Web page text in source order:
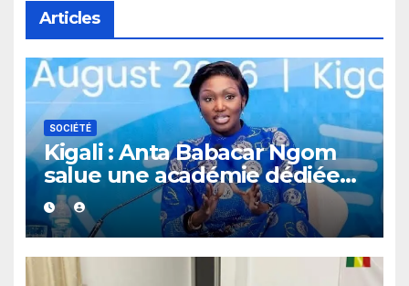
Articles
SOCIÉTÉ
Kigali : Anta Babacar Ngom
salue une académie dédiée
au leadership politique des
femmes africaines